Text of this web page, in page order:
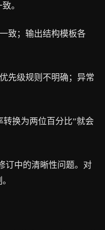
。
致；输出结构模板各
先级规则不明确；异常
转换为两位百分比”就会
订中的清晰性问题。对